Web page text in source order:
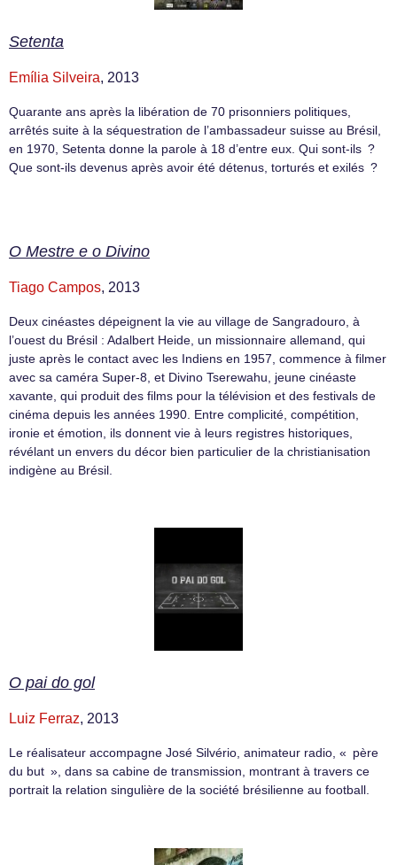
Setenta
Emília Silveira, 2013
Quarante ans après la libération de 70 prisonniers politiques,
arrêtés suite à la séquestration de l’ambassadeur suisse au Brésil,
en 1970, Setenta donne la parole à 18 d’entre eux. Qui sont-ils ?
Que sont-ils devenus après avoir été détenus, torturés et exilés ?
O Mestre e o Divino
Tiago Campos, 2013
Deux cinéastes dépeignent la vie au village de Sangradouro, à
l’ouest du Brésil : Adalbert Heide, un missionnaire allemand, qui
juste après le contact avec les Indiens en 1957, commence à filmer
avec sa caméra Super-8, et Divino Tserewahu, jeune cinéaste
xavante, qui produit des films pour la télévision et des festivals de
cinéma depuis les années 1990. Entre complicité, compétition,
ironie et émotion, ils donnent vie à leurs registres historiques,
révélant un envers du décor bien particulier de la christianisation
indigène au Brésil.
O pai do gol
Luiz Ferraz, 2013
Le réalisateur accompagne José Silvério, animateur radio, « père
du but », dans sa cabine de transmission, montrant à travers ce
portrait la relation singulière de la société brésilienne au football.